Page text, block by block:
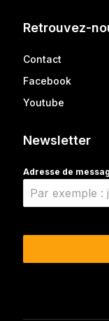
Retrouvez-
Contact
Facebook
Youtube
Newsletter
Adresse de